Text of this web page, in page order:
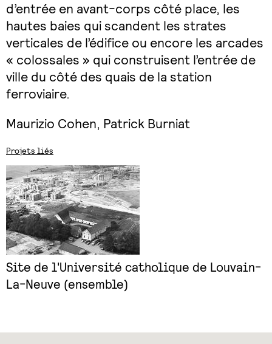
d’entrée en avant-corps côté place, les
hautes baies qui scandent les strates
verticales de l’édifice ou encore les arcades
« colossales » qui construisent l’entrée de
ville du côté des quais de la station
ferroviaire.
Maurizio Cohen, Patrick Burniat
Projets liés
Site de l'Université catholique de Louvain-
La-Neuve (ensemble)